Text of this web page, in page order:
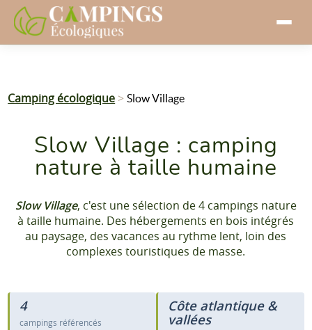
Camping écologique >Slow Village
Slow Village : camping
nature à taille humaine
Slow Village, c'est une sélection de 4 campings nature
à taille humaine. Des hébergements en bois intégrés
au paysage, des vacances au rythme lent, loin des
complexes touristiques de masse.
4
campings référencés
Côte atlantique &
vallées